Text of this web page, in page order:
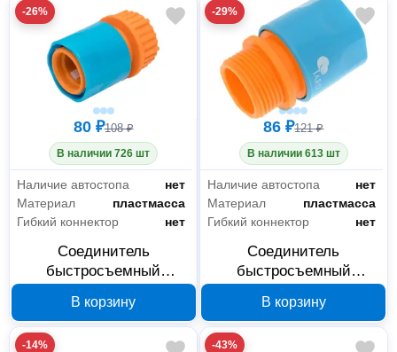
дюйма
-26%
80 ₽108 ₽
В наличии 726 шт
Наличие автостопа
нет
Материал
пластмасса
Гибкий коннектор
нет
Соединитель
быстросъемный
внутренней резьбой
Yard 64-2-021, 3/4
В корзину
-29%
86 ₽121 ₽
В наличии 613 шт
Наличие автостопа
нет
Материал
пластмасса
Гибкий коннектор
нет
Соединитель
быстросъемный
резьбой Yard 64-2-020,
3/4 дюйма
В корзину
-14% -43%